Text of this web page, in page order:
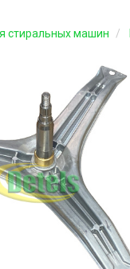
стиральных машин